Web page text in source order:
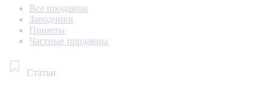
Все продавцы
Заводчики
Приюты
Частные продавцы
Статьи